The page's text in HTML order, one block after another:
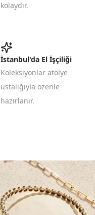
kolaydır.
İstanbul'da El İşçiliği
Koleksiyonlar atölye
ustalığıyla özenle
hazırlanır.